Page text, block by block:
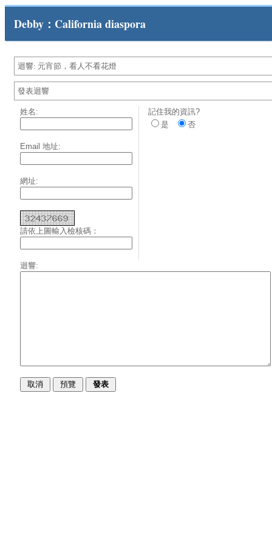
Debby：California diaspora
迴響: 元宵節，看人不看花燈
發表迴響
姓名:
Email 地址:
網址:
請依上圖輸入檢核碼：
記住我的資訊?
是
否
迴響: